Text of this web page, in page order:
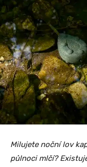
Milujete noční lov
půlnoci mlčí?